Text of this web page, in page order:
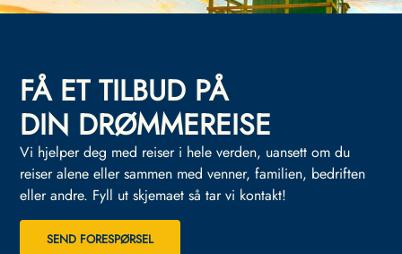
FÅ ET TILBUD PÅ
DIN DRØMMEREISE
Vi hjelper deg med reiser i hele verden, uansett om du
reiser alene eller sammen med venner, familien, bedriften
eller andre. Fyll ut skjemaet så tar vi kontakt!
SEND FORESPØRSEL